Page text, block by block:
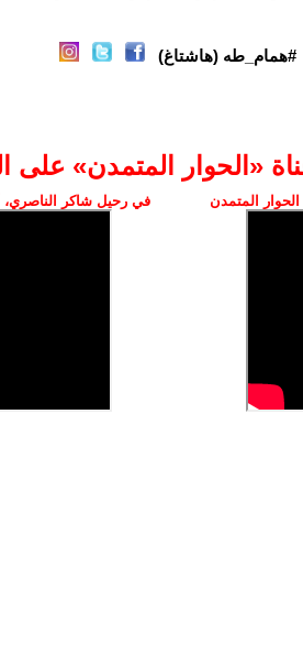
#همام_طه (هاشتاغ)
‫«الحوار المتمدن» على
المتمدن في رحيل شاكر